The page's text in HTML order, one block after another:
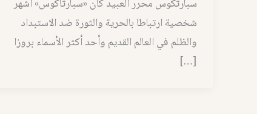
سبارتكوس محرر العبيد كان «سبارتاكوس» أشهر
شخصية ارتباطا بالحرية والثورة ضد الاستبداد
والظلم في العالم القديم وأحد أكثر الأسماء بروزا
[…]